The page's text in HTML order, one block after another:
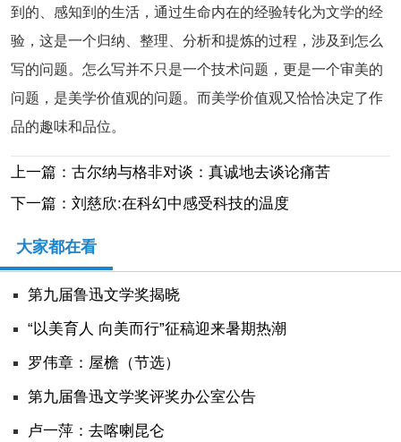
到的、感知到的生活，通过生命内在的经验转化为文学的经
验，这是一个归纳、整理、分析和提炼的过程，涉及到怎么
写的问题。怎么写并不只是一个技术问题，更是一个审美的
问题，是美学价值观的问题。而美学价值观又恰恰决定了作
品的趣味和品位。
上一篇：古尔纳与格非对谈：真诚地去谈论痛苦
下一篇：刘慈欣:在科幻中感受科技的温度
大家都在看
第九届鲁迅文学奖揭晓
“以美育人 向美而行”征稿迎来暑期热潮
罗伟章：屋檐（节选）
第九届鲁迅文学奖评奖办公室公告
卢一萍：去喀喇昆仑